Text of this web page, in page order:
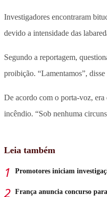
Investigadores encontraram
devido a intensidade das
Segundo a reportagem,
proibição. “Lamentamos”,
De acordo com o porta-voz, era
incêndio. “Sob nenhuma
Leia também
Promotores iniciam
França anuncia concurso